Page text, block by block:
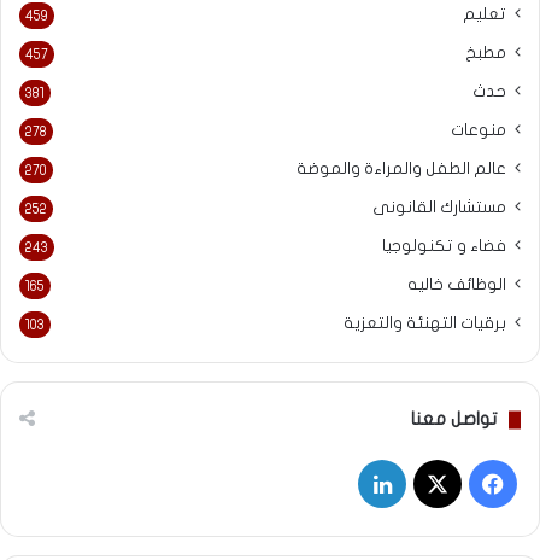
تعليم 459
مطبخ 457
حدث 381
منوعات 278
عالم الطفل والمراءة والموضة 270
مستشارك القانونى 252
فضاء و تكنولوجيا 243
الوظائف خاليه 165
برقيات التهنئة والتعزية 103
تواصل معنا
فيسبوك
‫X لينكدإن